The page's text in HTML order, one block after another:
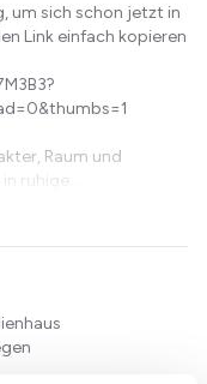
um sich schon jetzt in
Link einfach kopieren
Raum und
ruhige...